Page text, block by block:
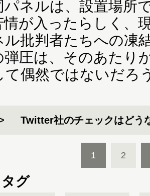
パネルは、設置場所
情が入ったらしく、
ル批判者たちへの凍
弾圧は、そのあたり
て偶然ではないだろ
Twitter社のチェックはどう
1 2
グ